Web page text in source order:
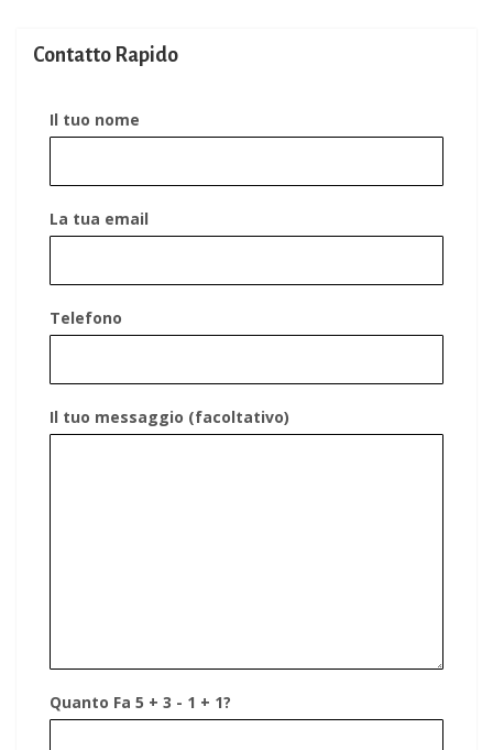
Contatto Rapido
Il tuo nome
La tua email
Telefono
Il tuo messaggio (facoltativo)
Quanto Fa 5 + 3 - 1 + 1?